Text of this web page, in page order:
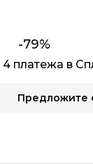
-79%
4 платежа в
Предложите